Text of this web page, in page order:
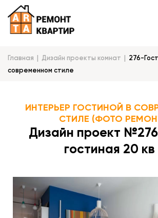
Главная Дизайн проекты комнат
276-
современном стиле
ИНТЕРЬЕР ГОСТИНОЙ В
СТИЛЕ (ФОТО
Дизайн проект
гостиная 20 кв